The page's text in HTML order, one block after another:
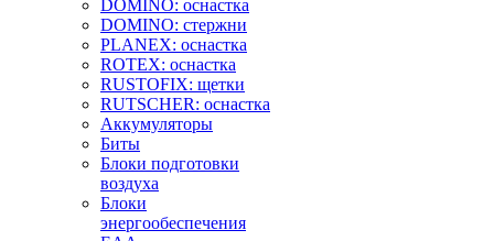
DOMINO: оснастка
DOMINO: стержни
PLANEX: оснастка
ROTEX: оснастка
RUSTOFIX: щетки
RUTSCHER: оснастка
Аккумуляторы
Биты
Блоки подготовки
воздуха
Блоки
энергообеспечения